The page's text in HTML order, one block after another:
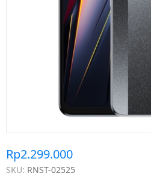
Rp2.299.000
SKU: RNST-02525